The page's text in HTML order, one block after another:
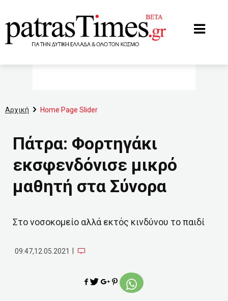
Αρχική Home Page Slider
Πάτρα: Φορτηγάκι
εκσφενδόνισε μικρό
μαθητή στα Σύνορα
Στο νοσοκομείο αλλά εκτός κινδύνου το παιδί
09:47,12.05.2021